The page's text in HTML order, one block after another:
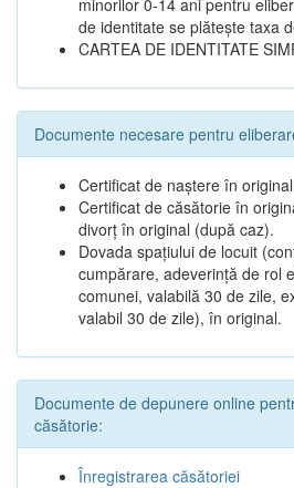
de identitate se plătește taxa
CARTEA DE IDENTITATE
Documente necesare pentru
Certificat de naștere în original
Certificat de căsătorie în
divorț în original (după caz).
Dovada spațiului de locuit
cumpărare, adeverință de rol
comunei, valabilă 30 de zile,
valabil 30 de zile), în original.
Documente de depunere online
căsătorie:
Înregistrarea căsătoriei